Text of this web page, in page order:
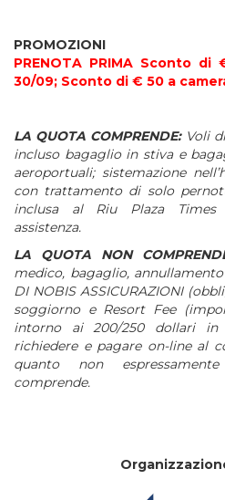
PROMOZIONI
PRENOTA PRIMA Sconto
30/09; Sconto di € 50 a
LA QUOTA COMPRENDE: Voli
incluso bagaglio in stiva e
aeroportuali; sistemazione
con trattamento di solo
inclusa al Riu Plaza Times
assistenza.
LA QUOTA NON
medico, bagaglio, annullamento
DI NOBIS ASSICURAZIONI
soggiorno e Resort Fee
intorno ai 200/250 dollari in
richiedere e pagare on-line al
quanto non
comprende.